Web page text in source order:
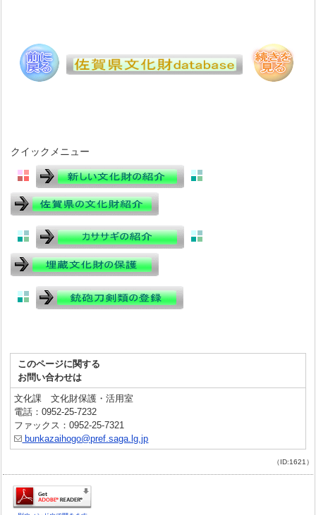
クイックメニュー
このページに関する
お問い合わせは
文化課 文化財保護・活用室
電話：0952-25-7232
ファックス：0952-25-7321
bunkazaihogo@pref.saga.lg.jp
（ID:1621）